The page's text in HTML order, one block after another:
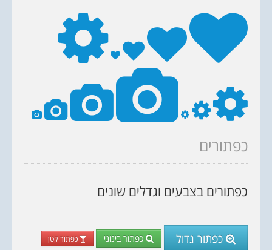
כפתורים
כפתורים בצבעים וגדלים שונים
כפתור גדול כפתור בינוני כפתור קטן